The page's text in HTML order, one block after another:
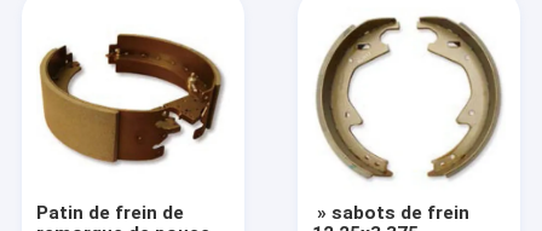
Patin de frein de
» sabots de frein